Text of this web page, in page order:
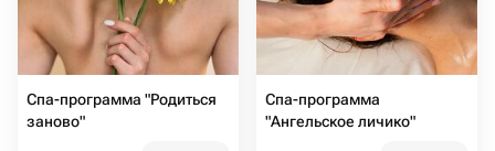
Спа-программа "Родиться
заново"
Спа-программа
"Ангельское личико"